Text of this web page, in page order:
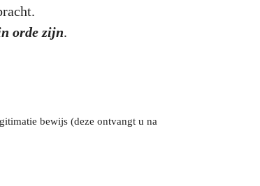
orde zijn.
bewijs (deze ontvangt u na